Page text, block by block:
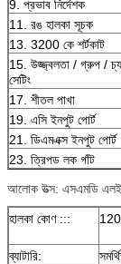
9. প্রভাব নির্দেশক
11. রঙ হালকা সূচক
13. 3200 কে শর্টকাট
15. উজ্জ্বলতা / গ্রুপ /
সেটিং
17. শীতল পাখা
19. এসি ইনপুট পোর্ট
21. ডিএমএক্স ইনপুট পোর্ট
23. ত্রিপড লক গাঁট
আলোক উত্স: এসএমডি
হালকা কোণ :::
ব্যাটারি: